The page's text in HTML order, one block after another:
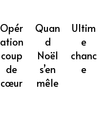
Opér
ation
coup
de
cœur
Quan
d
Noël
s’en
mêle
Ultim
e
chanc
e